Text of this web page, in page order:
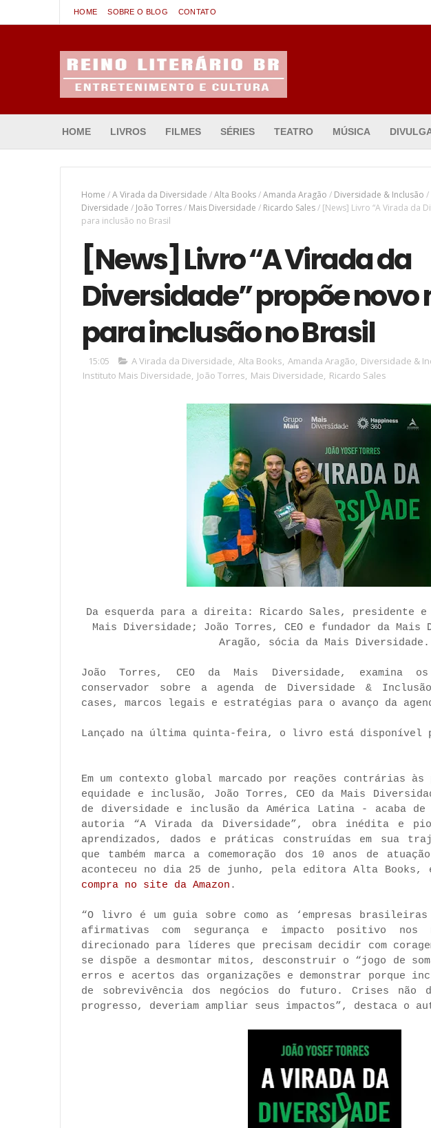
HOME SOBRE O BLOG CONTATO
HOME LIVROS FILMES SÉRIES TEATRO MÚSICA
Home /A Virada da Diversidade /Alta Books/Amanda Aragão / Diversidade & Inclusão /
Diversidade / João Torres/ Mais Diversidade / Ricardo Sales/ [News] Livro “A Virada da
para inclusão no Brasil
[News] Livro “A Virada da
Diversidade” propõe
para inclusão no Brasil
15:05 A Virada da Diversidade, Alta Books, Amanda Aragão, Diversidade &
Instituto Mais Diversidade, João Torres, Mais Diversidade, Ricardo Sales
Da esquerda para a direita: Ricardo Sales, presidente
Mais Diversidade; João Torres, CEO e fundador da Mais
Aragão, sócia da Mais Diversidade.
João Torres, CEO da Mais Diversidade, examina
conservador sobre a agenda de Diversidade &
cases, marcos legais e estratégias para o avanço da
Lançado na última quinta-feira, o livro está disponível
Em um contexto global marcado por reações contrárias
equidade e inclusão, João Torres, CEO da Mais
de diversidade e inclusão da América Latina - acaba
autoria “A Virada da Diversidade”, obra inédita e
aprendizados, dados e práticas construídas em sua
que também marca a comemoração dos 10 anos de
aconteceu no dia 25 de junho, pela editora Alta Books,
compra no site da Amazon .
“O livro é um guia sobre como as ‘empresas brasileiras
afirmativas com segurança e impacto positivo
direcionado para líderes que precisam decidir com
se dispõe a desmontar mitos, desconstruir o “jogo de
erros e acertos das organizações e demonstrar porque
de sobrevivência dos negócios do futuro. Crises não
progresso, deveriam ampliar seus impactos”, destaca o